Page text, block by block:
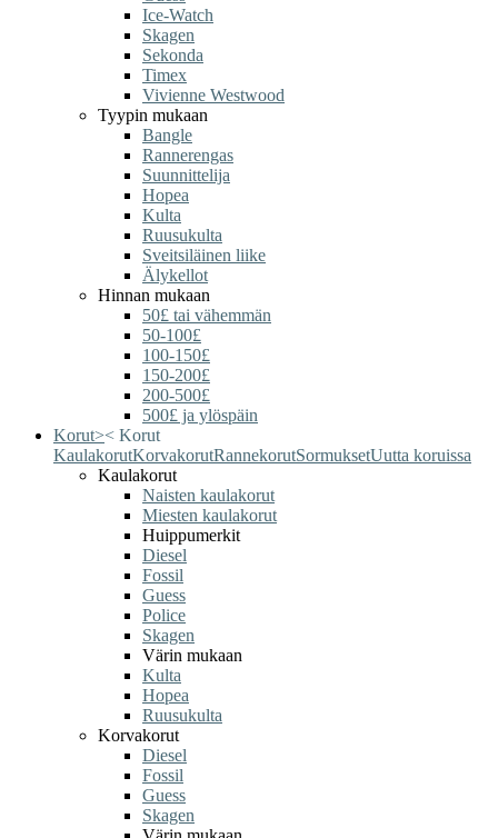
Ice-Watch
Skagen
Sekonda
Timex
Vivienne Westwood
Tyypin mukaan
Bangle
Rannerengas
Suunnittelija
Hopea
Kulta
Ruusukulta
Sveitsiläinen liike
Älykellot
Hinnan mukaan
50£ tai vähemmän
50-100£
100-150£
150-200£
200-500£
500£ ja ylöspäin
Korut>< Korut
KaulakorutKorvakorutRannekorutSormuksetUutta koruissa
Kaulakorut
Naisten kaulakorut
Miesten kaulakorut
Huippumerkit
Diesel
Fossil
Guess
Police
Skagen
Värin mukaan
Kulta
Hopea
Ruusukulta
Korvakorut
Diesel
Fossil
Guess
Skagen